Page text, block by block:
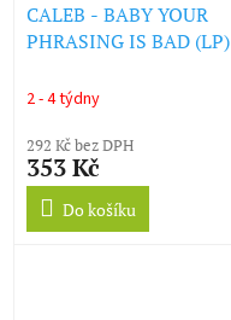
CALEB - BABY YOUR
PHRASING IS BAD (LP)
2 - 4 týdny
292 Kč bez DPH
353 Kč
Do košíku